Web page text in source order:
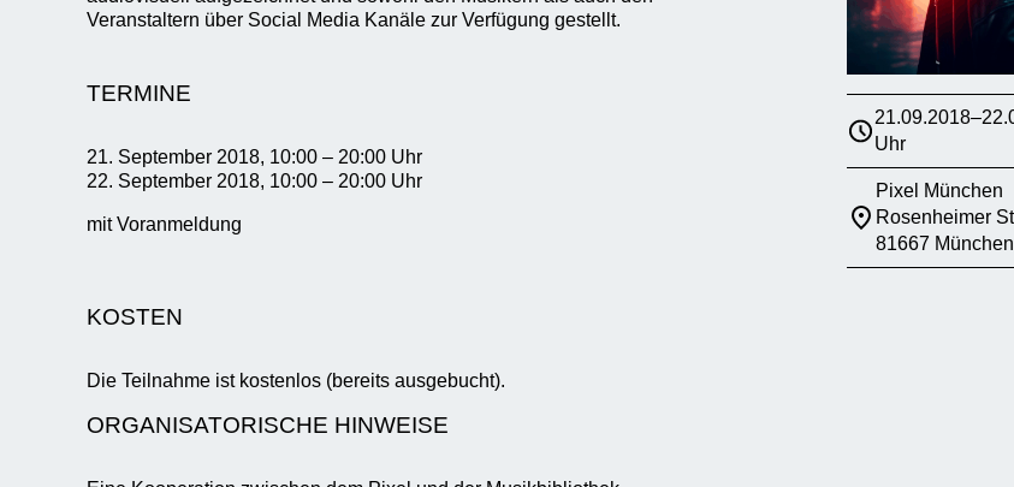
Veranstaltern über Social Media Kanäle zur Verfügung gestellt.
TERMINE
21. September 2018, 10:00 – 20:00 Uhr
22. September 2018, 10:00 – 20:00 Uhr
mit Voranmeldung
KOSTEN
Die Teilnahme ist kostenlos (bereits ausgebucht).
ORGANISATORISCHE HINWEISE
Uhr
Pixel München
Rosenheimer
81667 München